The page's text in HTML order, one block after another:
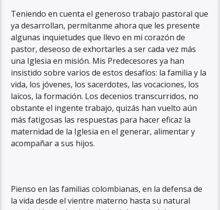
Teniendo en cuenta el generoso trabajo pastoral que
ya desarrollan, permítanme ahora que les presente
algunas inquietudes que llevo en mi corazón de
pastor, deseoso de exhortarles a ser cada vez más
una Iglesia en misión. Mis Predecesores ya han
insistido sobre varios de estos desafíos: la familia y la
vida, los jóvenes, los sacerdotes, las vocaciones, los
laicos, la formación. Los decenios transcurridos, no
obstante el ingente trabajo, quizás han vuelto aún
más fatigosas las respuestas para hacer eficaz la
maternidad de la Iglesia en el generar, alimentar y
acompañar a sus hijos.
Pienso en las familias colombianas, en la defensa de
la vida desde el vientre materno hasta su natural